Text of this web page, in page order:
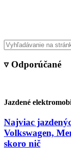
▿ Odporúčané
Jazdené
Najviac
Volkswagen,
skoro nič